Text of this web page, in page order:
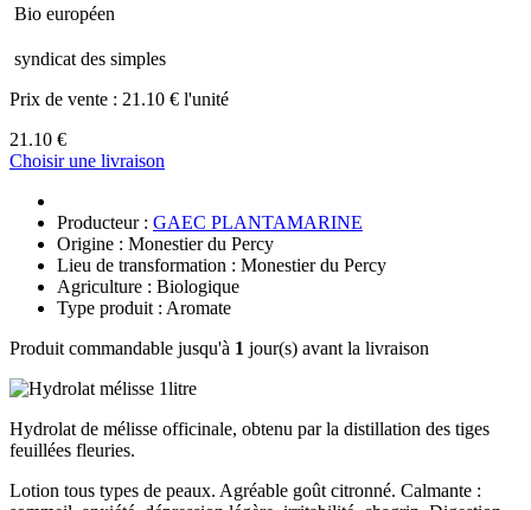
Bio européen
syndicat des simples
Prix de vente : 21.10 € l'unité
21.10 €
Choisir une livraison
Producteur : GAEC PLANTAMARINE
Origine : Monestier du Percy
Lieu de transformation : Monestier du Percy
Agriculture : Biologique
Type produit : Aromate
Produit commandable jusqu'à 1 jour(s) avant la livraison
Hydrolat de mélisse officinale, obtenu par la distillation des tiges
feuillées fleuries.
Lotion tous types de peaux. Agréable goût citronné. Calmante :